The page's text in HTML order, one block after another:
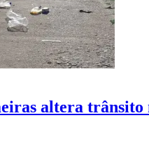
altera trânsito